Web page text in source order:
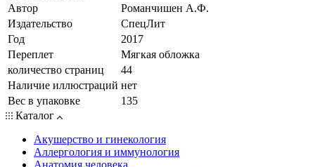
Автор
Романчишен А.Ф.
Издательство
СпецЛит
Год
2017
Переплет
Мягкая обложка
количество страниц
44
Наличие иллюстраций нет
Вес в упаковке
135
Каталог
Акушерство и гинекология
Аллергология и иммунология
Анатомия человека